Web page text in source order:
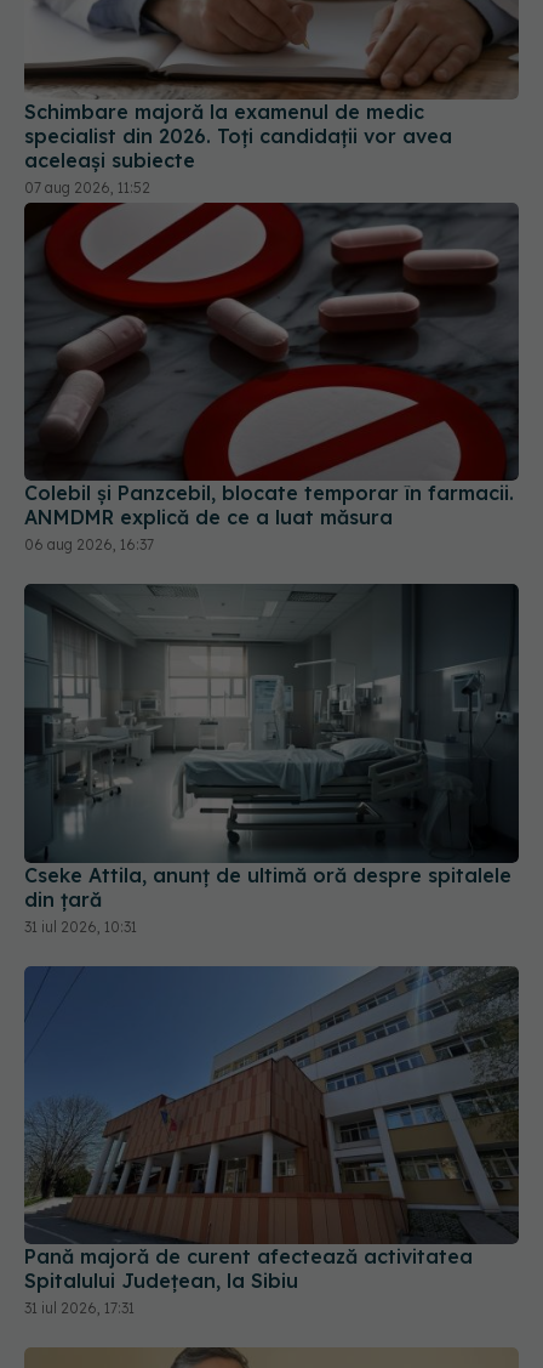
Schimbare majoră la examenul de medic
specialist din 2026. Toți candidații vor avea
aceleași subiecte
07 aug 2026, 11:52
Colebil și Panzcebil, blocate temporar în farmacii.
ANMDMR explică de ce a luat măsura
06 aug 2026, 16:37
Cseke Attila, anunț de ultimă oră despre spitalele
din țară
31 iul 2026, 10:31
Pană majoră de curent afectează activitatea
Spitalului Județean, la Sibiu
31 iul 2026, 17:31